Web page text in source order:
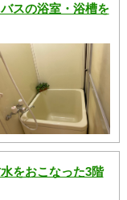
スの浴室・浴槽を
をおこなった3階